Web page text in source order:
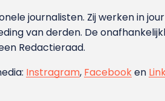
journalisten. Zij werken in
van derden. De
Redactieraad.
Instragram, Facebooken